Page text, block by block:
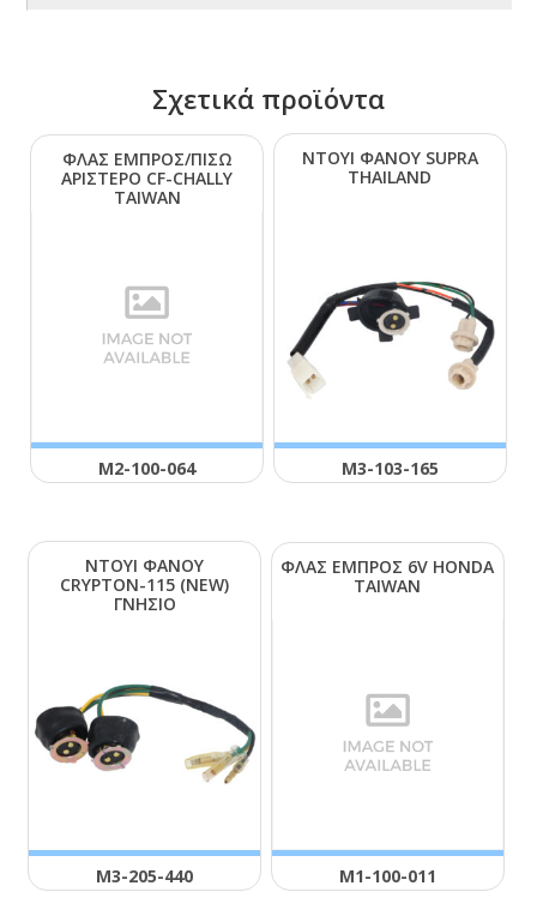
Σχετικά προϊόντα
ΦΛΑΣ ΕΜΠΡΟΣ/ΠΙΣΩ
ΑΡΙΣΤΕΡΟ CF-CΗΑLLΥ
ΤΑΙWΑΝ
Μ2-100-064
ΝΤΟΥΙ ΦΑΝΟΥ SUΡRΑ
ΤΗΑΙLΑΝD
Μ3-103-165
ΝΤΟΥΙ ΦΑΝΟΥ
CRΥΡΤΟΝ-115 (ΝΕW)
ΓΝΗΣΙΟ
Μ3-205-440
ΦΛΑΣ ΕΜΠΡΟΣ 6V ΗΟΝDΑ
ΤΑΙWΑΝ
Μ1-100-011